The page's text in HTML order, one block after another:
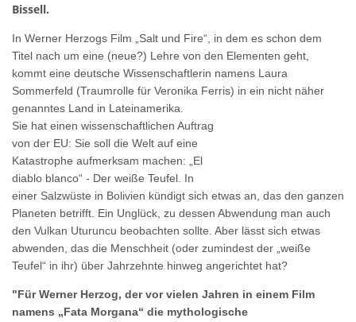
Bissell.
In Werner Herzogs Film „Salt und Fire“, in dem es schon dem
Titel nach um eine (neue?) Lehre von den Elementen geht,
kommt eine deutsche Wissenschaftlerin namens Laura
Sommerfeld (Traumrolle für Veronika Ferris) in ein nicht näher
genanntes Land in Lateinamerika.
Sie hat einen wissenschaftlichen Auftrag
von der EU: Sie soll die Welt auf eine
Katastrophe aufmerksam machen: „El
diablo blanco“ - Der weiße Teufel. In
einer Salzwüste in Bolivien kündigt sich etwas an, das den ganzen
Planeten betrifft. Ein Unglück, zu dessen Abwendung man auch
den Vulkan Uturuncu beobachten sollte. Aber lässt sich etwas
abwenden, das die Menschheit (oder zumindest der „weiße
Teufel“ in ihr) über Jahrzehnte hinweg angerichtet hat?
"Für Werner Herzog, der vor vielen Jahren in einem Film
namens „Fata Morgana“ die mythologische